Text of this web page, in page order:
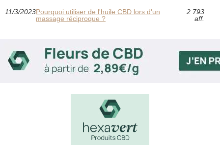
11/3/2023Pourquoi utiliser de l'huile CBD lors d'un
massage réciproque ?
2 793
aff.